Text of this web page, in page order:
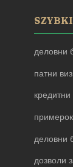
деловни
патни
кредитни
деловни
дозволи